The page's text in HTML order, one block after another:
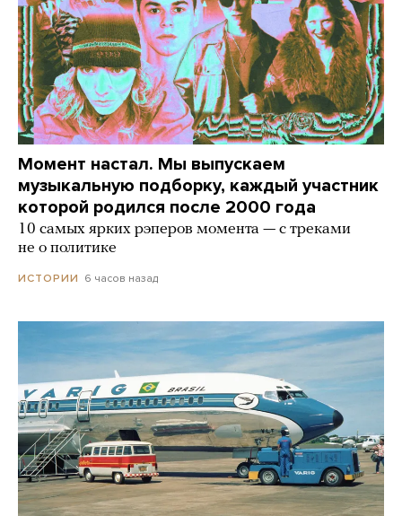
Момент настал. Мы выпускаем
музыкальную подборку, каждый участник
которой родился после 2000 года
10 самых ярких рэперов момента — с треками
не о политике
ИСТОРИИ 6 часов назад